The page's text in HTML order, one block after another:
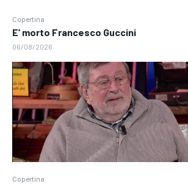
Copertina
E’ morto Francesco Guccini
06/08/2026
Copertina